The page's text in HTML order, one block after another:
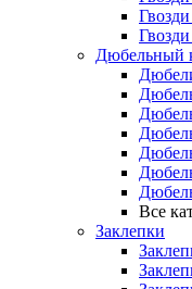
Дюбельный
Все
Заклепки